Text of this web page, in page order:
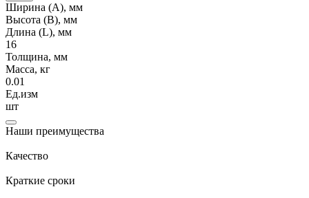
Ширина (А), мм
Высота (В), мм
Длина (L), мм
16
Толщина, мм
Масса, кг
0.01
Ед.изм
шт
Наши преимущества
Качество
Краткие сроки